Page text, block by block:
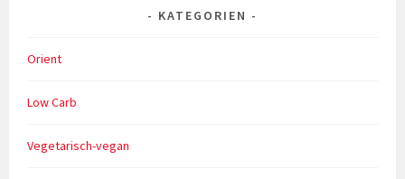
KATEGORIEN
Orient
Low Carb
Vegetarisch-vegan